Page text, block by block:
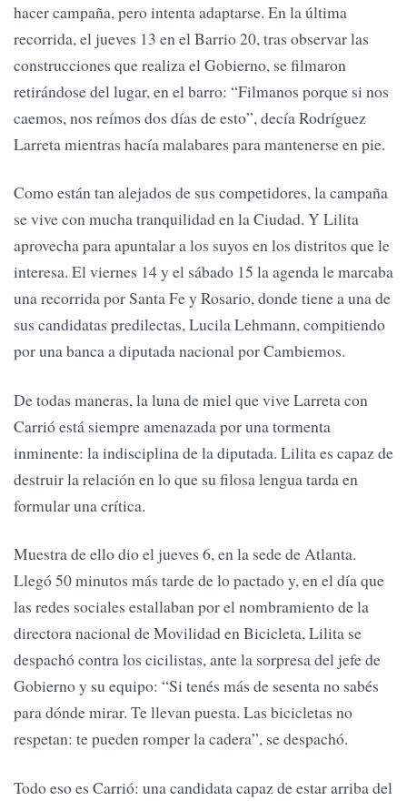
hacer campaña, pero intenta adaptarse. En la última
recorrida, el jueves 13 en el Barrio 20, tras observar las
construcciones que realiza el Gobierno, se filmaron
retirándose del lugar, en el barro: “Filmanos porque si nos
caemos, nos reímos dos días de esto”, decía Rodríguez
Larreta mientras hacía malabares para mantenerse en pie.
Como están tan alejados de sus competidores, la campaña
se vive con mucha tranquilidad en la Ciudad. Y Lilita
aprovecha para apuntalar a los suyos en los distritos que le
interesa. El viernes 14 y el sábado 15 la agenda le marcaba
una recorrida por Santa Fe y Rosario, donde tiene a una de
sus candidatas predilectas, Lucila Lehmann, compitiendo
por una banca a diputada nacional por Cambiemos.
De todas maneras, la luna de miel que vive Larreta con
Carrió está siempre amenazada por una tormenta
inminente: la indisciplina de la diputada. Lilita es capaz de
destruir la relación en lo que su filosa lengua tarda en
formular una crítica.
Muestra de ello dio el jueves 6, en la sede de Atlanta.
Llegó 50 minutos más tarde de lo pactado y, en el día que
las redes sociales estallaban por el nombramiento de la
directora nacional de Movilidad en Bicicleta, Lilita se
despachó contra los cicilistas, ante la sorpresa del jefe de
Gobierno y su equipo: “Si tenés más de sesenta no sabés
para dónde mirar. Te llevan puesta. Las bicicletas no
respetan: te pueden romper la cadera”, se despachó.
Todo eso es Carrió: una candidata capaz de estar arriba del